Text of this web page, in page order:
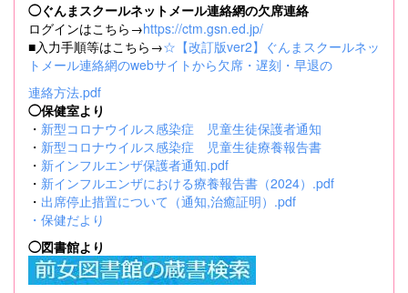
◯ぐんまスクールネットメール連絡網の欠席連絡
ログインはこちら→https://ctm.gsn.ed.jp/
■入力手順等はこちら→☆【改訂版ver2】ぐんまスクールネッ
トメール連絡網のwebサイトから欠席・遅刻・早退の
連絡方法.pdf
◯保健室より
・ 新型コロナウイルス感染症 児童生徒保護者通知
・ 新型コロナウイルス感染症 児童生徒療養報告書
・ 新インフルエンザ保護者通知.pdf
・ 新インフルエンザにおける療養報告書（2024）.pdf
・ 出席停止措置について（通知,治癒証明）.pdf
・ 保健だより
◯図書館より